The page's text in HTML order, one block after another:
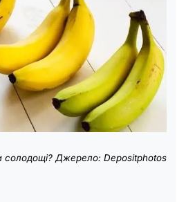
солодощі? Джерело: Depositphotos